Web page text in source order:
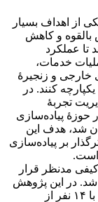
از اهداف بسیار
بالقوه و کاهش
تا عملکرد
خدمات،
خارجی و زنجیرۀ
کنند. در
تجربۀ
پیاده‌سازی
شد، هدف این
بر پیاده‌سازی
است.
مدنظر قرار
در این پژوهش
از طریق انجام مصاحبۀ عمیق نیمه‌ساختاریافته با ۱۴ نفر از